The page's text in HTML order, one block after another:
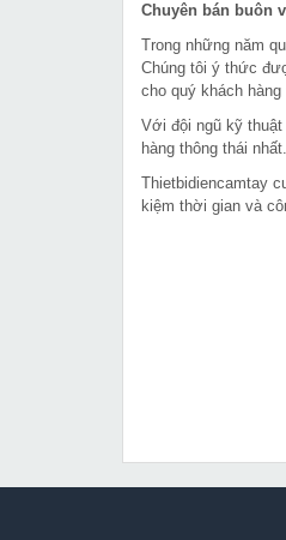
Chuyên bán buôn
Trong những năm
Chúng tôi ý thức
cho quý khách
Với đội ngũ kỹ
hàng thông thái nhất.
Thietbidiencamtay
kiệm thời gian và